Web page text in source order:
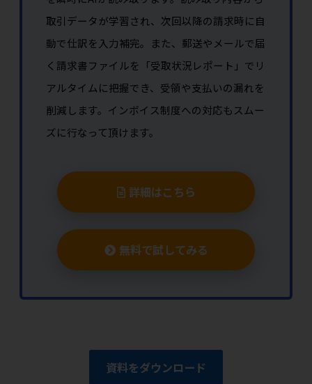
取引データが学習され、次回以降の請求時に自
動で仕訳を入力補完。また、郵送やメールで届
く請求書ファイルを「受取状況レポート」でリ
アルタイムに把握でき、受領や支払いの漏れを
削減します。インボイス制度への対応もスムー
ズに行なって頂けます。
詳細はこちら
無料で試してみる
資料をダウンロード